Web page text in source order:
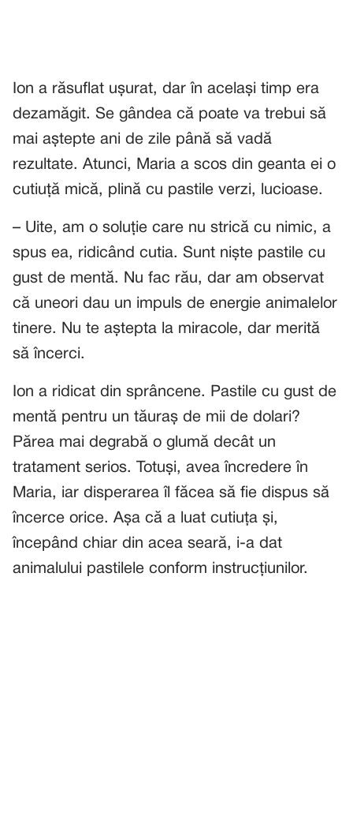
Ion a răsuflat ușurat, dar în același timp era
dezamăgit. Se gândea că poate va trebui să
mai aștepte ani de zile până să vadă
rezultate. Atunci, Maria a scos din geanta ei o
cutiuță mică, plină cu pastile verzi, lucioase.
– Uite, am o soluție care nu strică cu nimic, a
spus ea, ridicând cutia. Sunt niște pastile cu
gust de mentă. Nu fac rău, dar am observat
că uneori dau un impuls de energie animalelor
tinere. Nu te aștepta la miracole, dar merită
să încerci.
Ion a ridicat din sprâncene. Pastile cu gust de
mentă pentru un tăuraș de mii de dolari?
Părea mai degrabă o glumă decât un
tratament serios. Totuși, avea încredere în
Maria, iar disperarea îl făcea să fie dispus să
încerce orice. Așa că a luat cutiuța și,
începând chiar din acea seară, i-a dat
animalului pastilele conform instrucțiunilor.